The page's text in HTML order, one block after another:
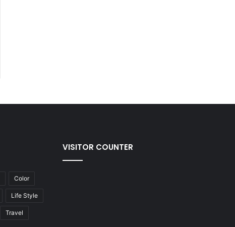
Color
Life Style
Travel
VISITOR COUNTER